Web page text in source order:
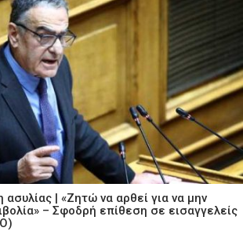
ασυλίας | «Ζητώ να αρθεί για να μην
– Σφοδρή επίθεση σε εισαγγελείς